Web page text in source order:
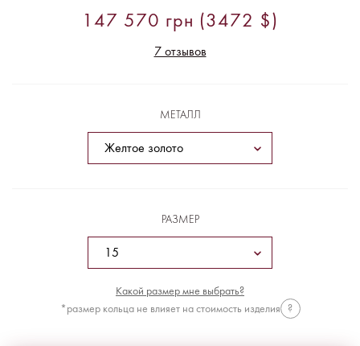
147 570 грн (3472 $)
7 отзывов
МЕТАЛЛ
РАЗМЕР
Какой размер мне выбрать?
*размер кольца не влияет на стоимость изделия
?